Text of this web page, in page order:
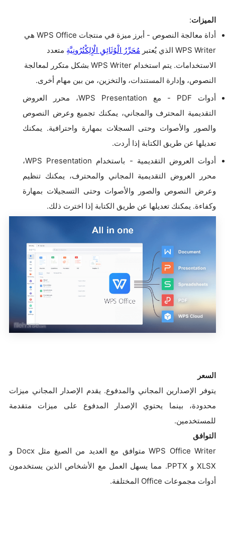
الميزات:
أداة معالجة النصوص - أبرز ميزة في منتجات WPS Office هي
WPS Writer الذي يُعتبر
مُحَرِّرُ الْوُثَائِقِ الْإِلِكْتُرُونِيَّةِ متعدد
الاستخدامات. يتم استخدام WPS Writer بشكل متكرر لمعالجة
النصوص، وإدارة المستندات، والتخزين، من بين مهام أخرى.
أدوات PDF - مع WPS Presentation، محرر العروض
التقديمية المحترف والمجاني، يمكنك تجميع وعرض النصوص
والصور والأصوات وحتى السجلات بمهارة واحترافية. يمكنك
تعديلها عن طريق الكتابة إذا أردت.
أدوات العروض التقديمية - باستخدام WPS Presentation،
محرر العروض التقديمية المجاني والمحترف، يمكنك تنظيم
وعرض النصوص والصور والأصوات وحتى التسجيلات بمهارة
وكفاءة. يمكنك تعديلها عن طريق الكتابة إذا اخترت ذلك.
السعر
يتوفر الإصدارين المجاني والمدفوع. يقدم الإصدار المجاني ميزات
محدودة، بينما يحتوي الإصدار المدفوع على ميزات متقدمة
للمستخدمين.
التوافق
WPS Office Writer متوافق مع العديد من الصيغ مثل Docx و
XLSX و PPTX. مما يسهل العمل مع الأشخاص الذين يستخدمون
أدوات مجموعات Office المختلفة.